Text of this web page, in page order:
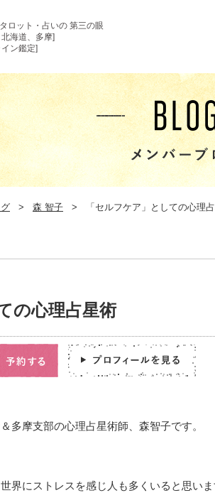
ロット・占いの 第三の眼
海道、多摩]
ン鑑定]
森 智子 「セルフケア」としての心理
の心理占星術
摩支部の心理占星術師、森智子です。
界にストレスを感じ人も多くいると思いま